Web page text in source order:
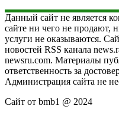
Данный сайт не является
сайте ни чего не продают,
услуги не оказываются.
новостей RSS канала
newsru.com. Материалы
ответственность за
Администрация сайта не
Сайт от bmb1 @ 2024